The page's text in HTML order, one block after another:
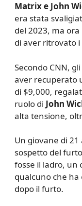
Matrix e John
era stata
del 2023, ma
di aver ritrovato i
Secondo CNN,
aver recuperato
di $9,000,
ruolo di John
alta tensione,
Un giovane di
sospetto del
fosse il ladro, un
qualcuno che
dopo il furto.